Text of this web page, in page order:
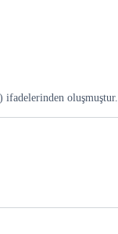
ifadelerinden oluşmuştur.